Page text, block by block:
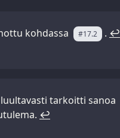
kohdassa #17.2 . ↩
luultavasti tarkoitti sanoa
↩